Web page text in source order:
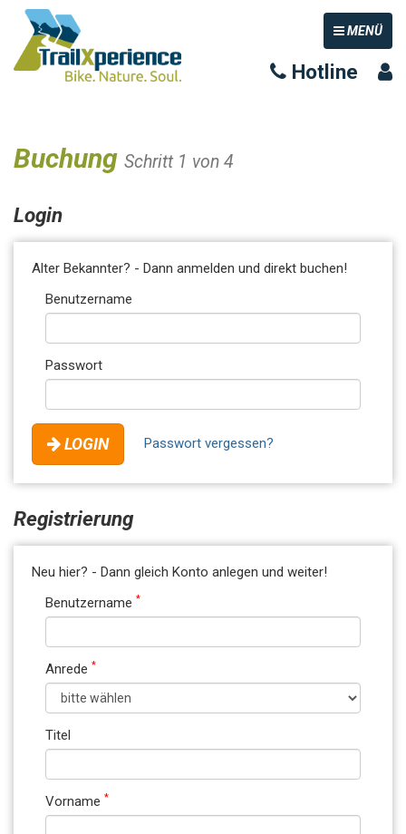
TOGGLE
MENÜ
Hotline
Buchung Schritt 1 von 4
Login
Alter Bekannter? - Dann anmelden und direkt buchen!
Benutzername
Passwort
LOGIN Passwort vergessen?
Registrierung
Neu hier? - Dann gleich Konto anlegen und weiter!
Benutzername *
Anrede *
Titel
Vorname *